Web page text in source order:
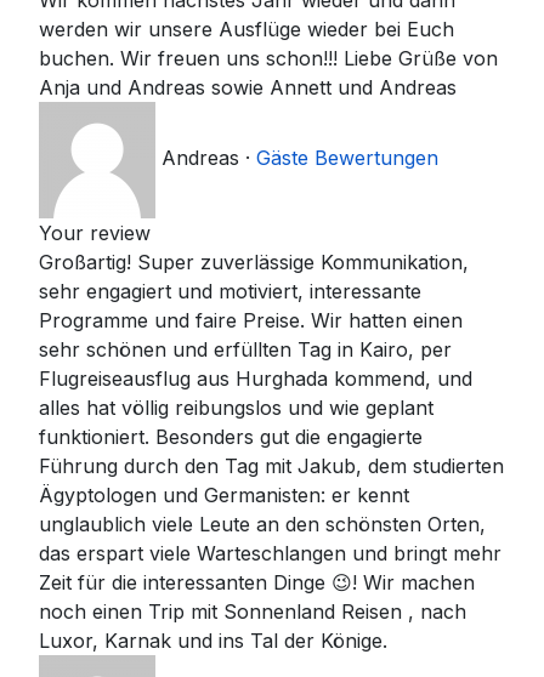
werden wir unsere Ausflüge wieder bei Euch
buchen. Wir freuen uns schon!!! Liebe Grüße von
Anja und Andreas sowie Annett und Andreas
Andreas · Gäste Bewertungen
Your review
Großartig! Super zuverlässige Kommunikation,
sehr engagiert und motiviert, interessante
Programme und faire Preise. Wir hatten einen
sehr schönen und erfüllten Tag in Kairo, per
Flugreiseausflug aus Hurghada kommend, und
alles hat völlig reibungslos und wie geplant
funktioniert. Besonders gut die engagierte
Führung durch den Tag mit Jakub, dem studierten
Ägyptologen und Germanisten: er kennt
unglaublich viele Leute an den schönsten Orten,
das erspart viele Warteschlangen und bringt mehr
Zeit für die interessanten Dinge 😉! Wir machen
noch einen Trip mit Sonnenland Reisen , nach
Luxor, Karnak und ins Tal der Könige.